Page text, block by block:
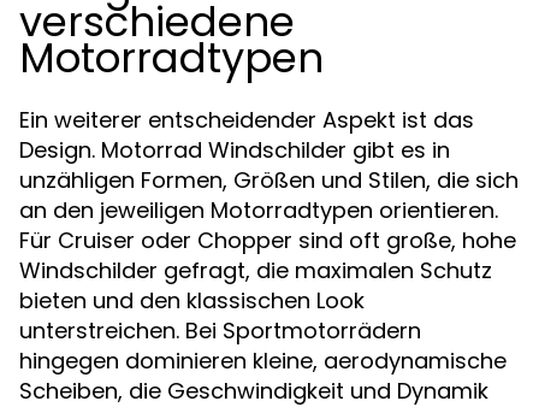
verschiedene
Motorradtypen
Ein weiterer entscheidender Aspekt ist das
Design. Motorrad Windschilder gibt es in
unzähligen Formen, Größen und Stilen, die sich
an den jeweiligen Motorradtypen orientieren.
Für Cruiser oder Chopper sind oft große, hohe
Windschilder gefragt, die maximalen Schutz
bieten und den klassischen Look
unterstreichen. Bei Sportmotorrädern
hingegen dominieren kleine, aerodynamische
Scheiben, die Geschwindigkeit und Dynamik